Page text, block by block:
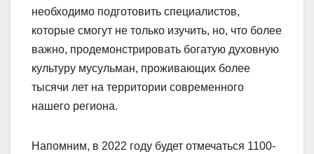
необходимо подготовить специалистов,
которые смогут не только изучить, но, что более
важно, продемонстрировать богатую духовную
культуру мусульман, проживающих более
тысячи лет на территории современного
нашего региона.
Напомним, в 2022 году будет отмечаться 1100-